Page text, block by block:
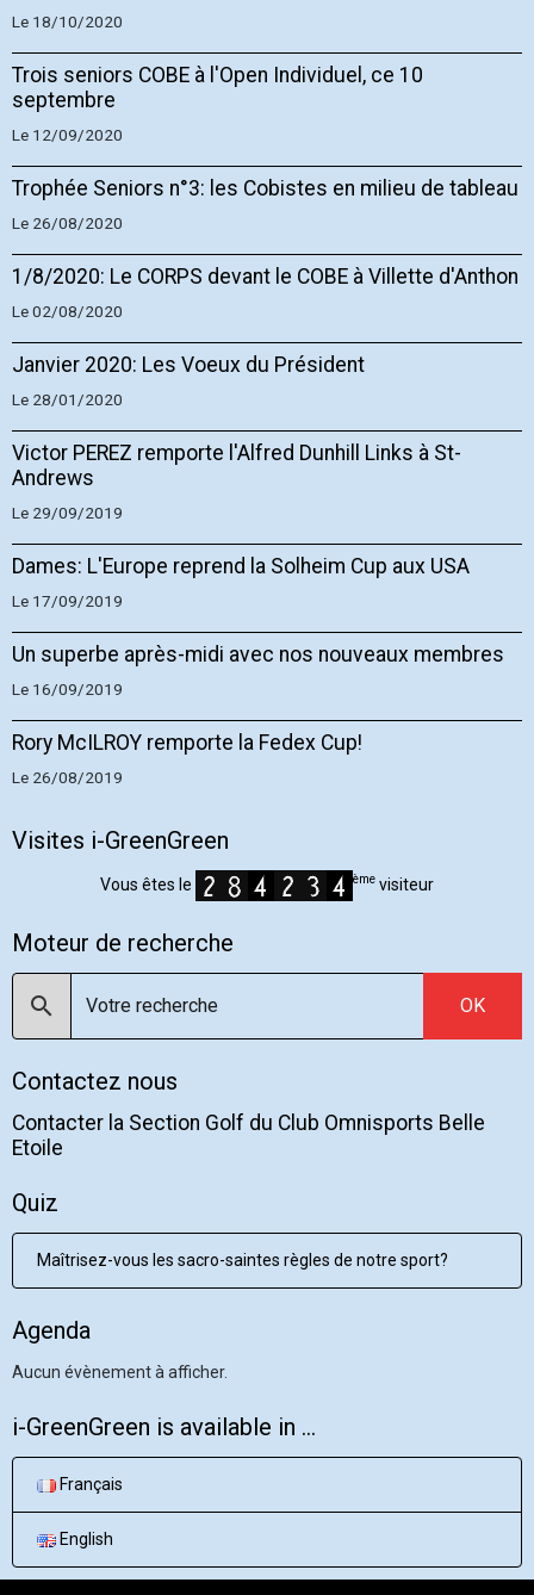
Le 18/10/2020
Trois seniors COBE à l'Open Individuel, ce 10
septembre
Le 12/09/2020
Trophée Seniors n°3: les Cobistes en milieu de tableau
Le 26/08/2020
1/8/2020: Le CORPS devant le COBE à Villette d'Anthon
Le 02/08/2020
Janvier 2020: Les Voeux du Président
Le 28/01/2020
Victor PEREZ remporte l'Alfred Dunhill Links à St-
Andrews
Le 29/09/2019
Dames: L'Europe reprend la Solheim Cup aux USA
Le 17/09/2019
Un superbe après-midi avec nos nouveaux membres
Le 16/09/2019
Rory McILROY remporte la Fedex Cup!
Le 26/08/2019
Visites i-GreenGreen
Vous êtes le ème visiteur
Moteur de recherche
OK
Contactez nous
Contacter la Section Golf du Club Omnisports Belle
Etoile
Quiz
Maîtrisez-vous les sacro-saintes règles de notre sport?
Agenda
Aucun évènement à afficher.
i-GreenGreen is available in ...
Français
English